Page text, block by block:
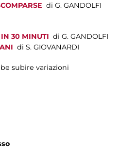
di G. GANDOLFI
30 MINUTI di G. GANDOLFI
di S. GIOVANARDI
subire variazioni